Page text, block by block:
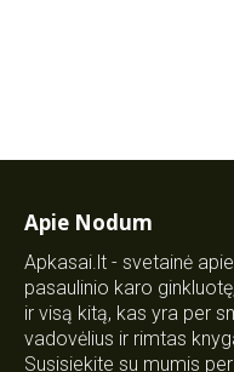
Apie Nodum
Apkasai.lt - svetainė
pasaulinio karo
ir visą kitą, kas yra per
vadovėlius ir rimtas
Susisiekite su mumis